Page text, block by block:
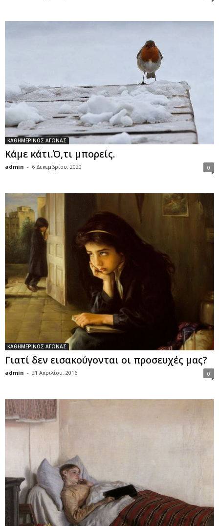
ΚΑΘΗΜΕΡΙΝΟΣ ΑΓΩΝΑΣ
Κάμε κάτι.Ό,τι μπορείς.
admin - 6 Δεκεμβρίου, 2020 0
ΚΑΘΗΜΕΡΙΝΟΣ ΑΓΩΝΑΣ
Γιατί δεν εισακούγονται οι προσευχές μας?
admin - 21 Απριλίου, 2016 0